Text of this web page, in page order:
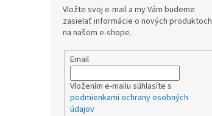
Vložte svoj e-mail a my Vám budeme
zasielať informácie o nových produktoch
na našom e-shope.
Email
Vložením e-mailu súhlasíte s
podmienkami ochrany osobných
údajov